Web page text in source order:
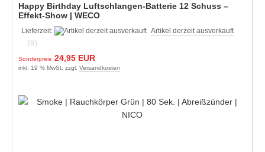
Happy Birthday Luftschlangen-Batterie 12 Schuss –
Effekt-Show | WECO
Lieferzeit:
Artikel derzeit ausverkauft
(0)
Sonderpreis 24,95 EUR
inkl. 19 % MwSt. zzgl. Versandkosten